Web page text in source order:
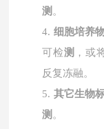
测 。
4. 细胞培养
可检测
，或
反复冻融。
5. 其它生物
测 。